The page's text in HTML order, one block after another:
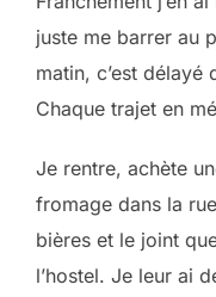
juste me barrer au
matin, c’est délayé
Chaque trajet en
Je rentre, achète
fromage dans la
bières et le joint
l’hostel. Je leur ai